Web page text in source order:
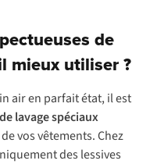
de
mieux utiliser ?
air en parfait état, il est
lavage spéciaux
vos vêtements. Chez
des lessives